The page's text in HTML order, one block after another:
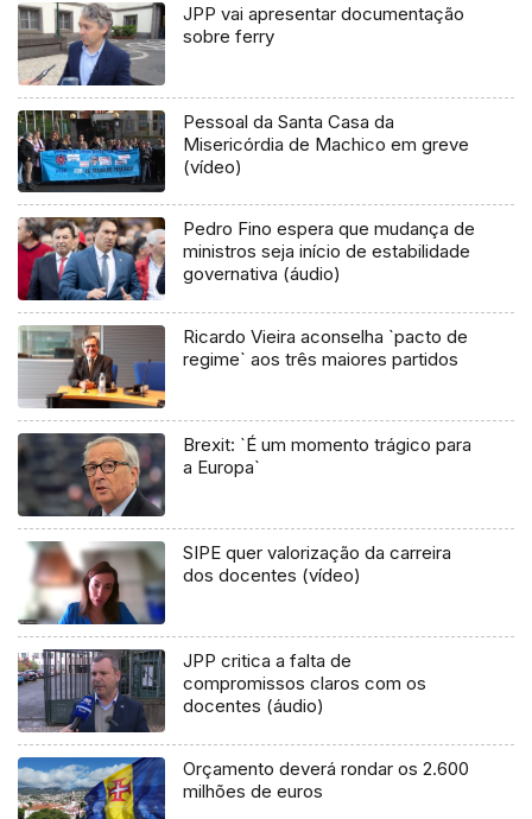
JPP vai apresentar documentação
sobre ferry
Pessoal da Santa Casa da
Misericórdia de Machico em greve
(vídeo)
Pedro Fino espera que mudança de
ministros seja início de estabilidade
governativa (áudio)
Ricardo Vieira aconselha `pacto de
regime` aos três maiores partidos
Brexit: `É um momento trágico para
a Europa`
SIPE quer valorização da carreira
dos docentes (vídeo)
JPP critica a falta de
compromissos claros com os
docentes (áudio)
Orçamento deverá rondar os 2.600
milhões de euros